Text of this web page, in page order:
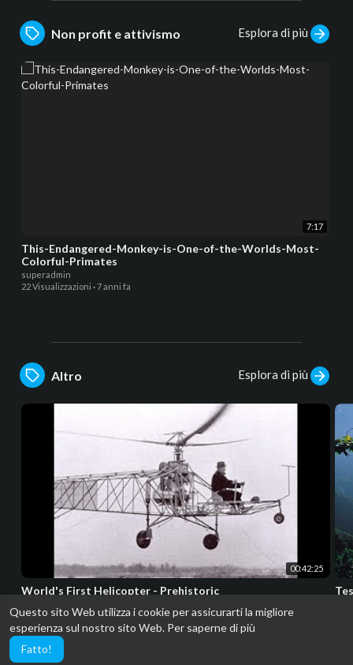
Questo sito Web utilizza i cookie per assicurarti la migliore
esperienza sul nostro sito Web. Per saperne di più
Fatto!
Non profit e attivismo Esplora di più
7:17
This-Endangered-Monkey-is-One-of-the-Worlds-Most-
Colorful-Primates
superadmin
22 Visualizzazioni ·7 anni fa
Altro Esplora di più
00:42:25
World's First Helicopter - Prehistoric
16 Visualizzazioni· 7 anni fa